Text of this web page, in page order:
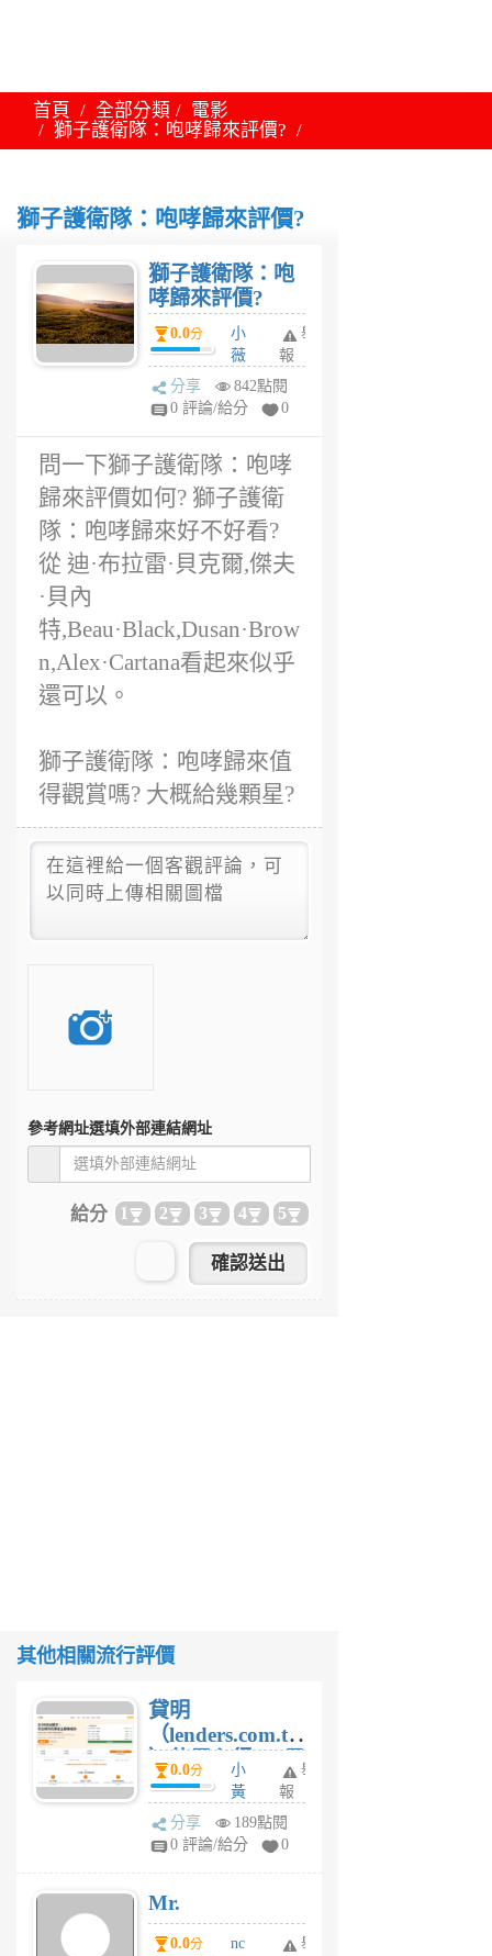
首頁 全部分類
電影
獅子護衛隊：咆哮歸來評價?
獅子護衛隊：咆哮歸來評價?
獅子護衛隊：咆
哮歸來評價?
0.0分
小
薇
兒
6
舉
報
分享
842點閱
0 評論/給分
0
問一下獅子護衛隊：咆哮
歸來評價如何? 獅子護衛
隊：咆哮歸來好不好看?
從 迪·布拉雷·貝克爾,傑夫
·貝內
特,Beau·Black,Dusan·Brow
n,Alex·Cartana看起來似乎
還可以。
獅子護衛隊：咆哮歸來值
得觀賞嗎? 大概給幾顆星?
參考網址選填外部連結網址
給分 1 2 3 4 5
其他相關流行評價
貸明
（lenders.com.tw
）使用心得 — 民
間貸款比較平台
體驗
0.0分
小
黃
蜂
1
舉
報
分享
189點閱
0 評論/給分
0
Mr.
0.0分
nc
舉